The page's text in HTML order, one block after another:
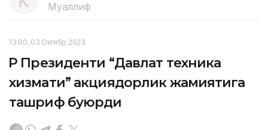
Муаллиф
13:00, 03 Октябр 2023
ҚР Президенти “Давлат техника
хизмати” акциядорлик жамиятига
ташриф буюрди